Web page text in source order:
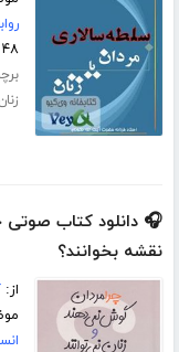
۴۸ صفحه
🎧 دانلود کتاب صوتی
نقشه بخوانند؟
از: